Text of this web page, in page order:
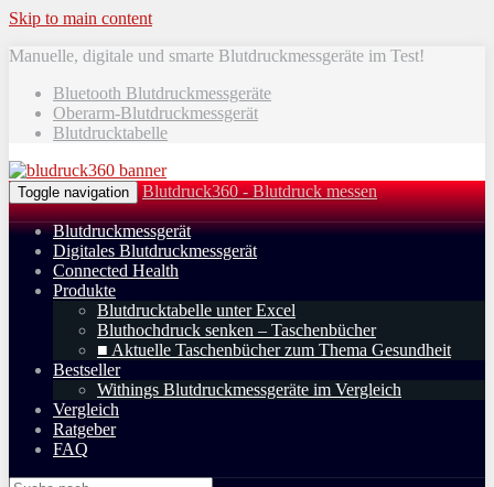
Skip to main content
Manuelle, digitale und smarte Blutdruckmessgeräte im Test!
Bluetooth Blutdruckmessgeräte
Oberarm-Blutdruckmessgerät
Blutdrucktabelle
Toggle navigation Blutdruck360 - Blutdruck messen
Blutdruckmessgerät
Digitales Blutdruckmessgerät
Connected Health
Produkte
Blutdrucktabelle unter Excel
Bluthochdruck senken – Taschenbücher
■ Aktuelle Taschenbücher zum Thema Gesundheit
Bestseller
Withings Blutdruckmessgeräte im Vergleich
Vergleich
Ratgeber
FAQ